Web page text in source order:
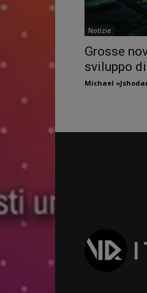
Notizie
Grosse
sviluppo
Michael